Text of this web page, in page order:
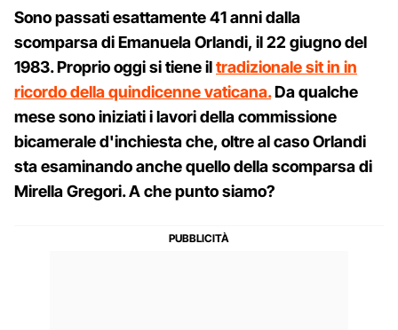
Sono passati esattamente 41 anni dalla
scomparsa di Emanuela Orlandi, il 22 giugno del
1983. Proprio oggi si tiene iltradizionale sit in in
ricordo della quindicenne vaticana.Da qualche
mese sono iniziati i lavori della commissione
bicamerale d'inchiesta che, oltre al caso Orlandi
sta esaminando anche quello della scomparsa di
Mirella Gregori. A che punto siamo?